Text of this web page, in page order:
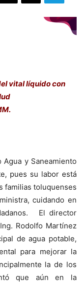
vital líquido con
y Saneamiento
pues su labor está
familias toluquenses
cuidando en
El director
Rodolfo Martínez
de agua potable,
para mejorar la
la de los
que aún en la